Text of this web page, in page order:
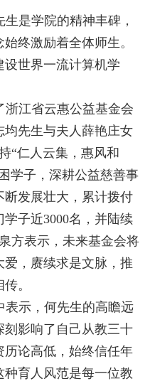
是学院的精神丰碑，
终激励着全体师生。
世界一流计算机学
浙江省云惠公益基金会
先生与夫人薛艳庄女
“仁人云集，惠风和
学子，深耕公益慈善事
发展壮大，累计拨付
学子近3000名，并陆续
方表示，未来基金会将
，赓续求是文脉，推
。
表示，何先生的高瞻远
影响了自己从教三十
论高低，始终信任年
育人风范是每一位教